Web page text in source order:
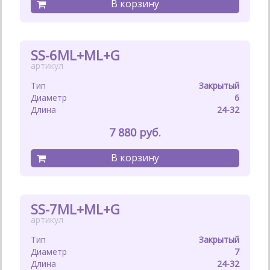
Закрытый
6
24-32
SS-6ML+ML+G
7 880
Закрытый
7
24-32
SS-7ML+ML+G